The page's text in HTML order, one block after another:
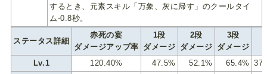
するとき、元素スキル「万象、灰に帰す」のクールタイ
ム-0.8秒。
ステータス詳細
赤死の宴
ダメージアップ率
1段
ダメージ
2段
ダメージ
3段
ダメージ
Lv.1
120.40% 47.5% 52.1% 65.4%